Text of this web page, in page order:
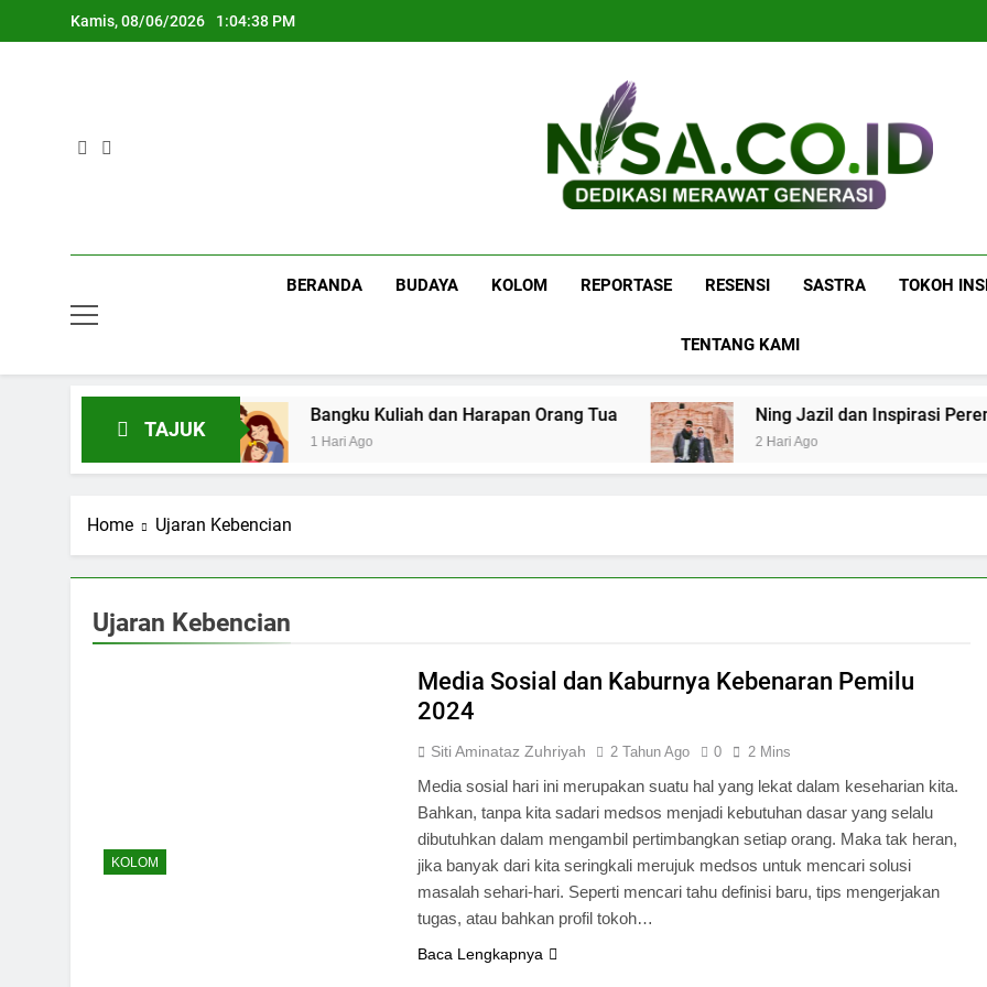
to
Kamis, 08/06/2026 1:04:38 PM
Nisa.co.id
BERANDA BUDAYA KOLOM REPORTASE RESENSI SASTRA TOKOH
TENTANG KAMI
TAJUK
Bangku Kuliah dan Harapan Orang Tua
1 Hari Ago
Ning Jazil dan Inspirasi
2 Hari Ago
Home Ujaran Kebencian
Ujaran Kebencian
KOLOM
Media Sosial dan Kaburnya Kebenaran Pemilu
2024
Siti Aminataz Zuhriyah 2 Tahun Ago 0 2 Mins
Media sosial hari ini merupakan suatu hal yang lekat dalam keseharian kita.
Bahkan, tanpa kita sadari medsos menjadi kebutuhan dasar yang selalu
dibutuhkan dalam mengambil pertimbangkan setiap orang. Maka tak heran,
jika banyak dari kita seringkali merujuk medsos untuk mencari solusi
masalah sehari-hari. Seperti mencari tahu definisi baru, tips mengerjakan
tugas, atau bahkan profil tokoh…
Baca Lengkapnya